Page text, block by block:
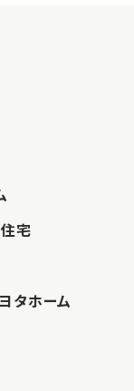
宅
タホーム